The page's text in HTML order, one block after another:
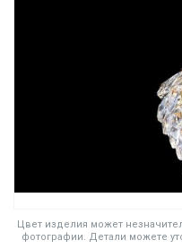
Цвет изделия может
фотографии. Детали можете